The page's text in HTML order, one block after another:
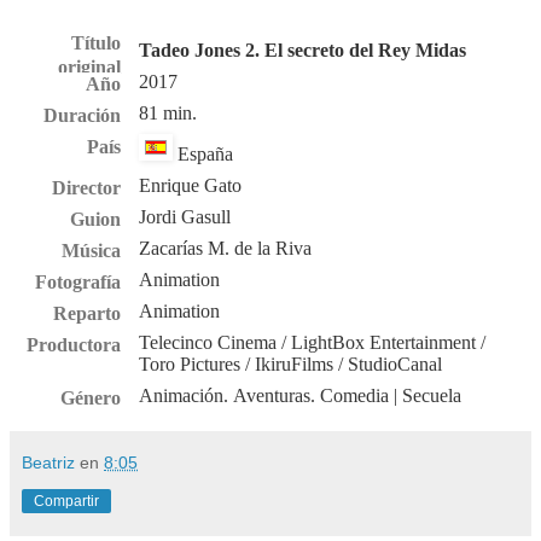
Título
original
Tadeo Jones 2. El secreto del Rey Midas
Año
2017
Duración
81 min.
País
España
Director
Enrique Gato
Guion
Jordi Gasull
Música
Zacarías M. de la Riva
Fotografía
Animation
Reparto
Animation
Productora
Telecinco Cinema / LightBox Entertainment /
Toro Pictures / IkiruFilms / StudioCanal
Género
Animación. Aventuras. Comedia | Secuela
Beatriz en 8:05
Compartir